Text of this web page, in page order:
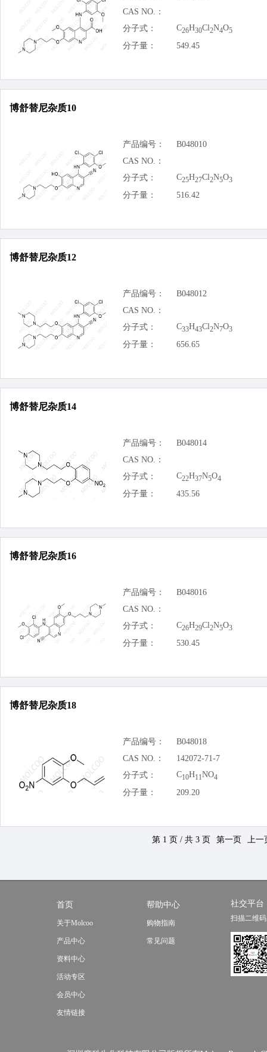
CAS NO.：
分子式：
C26H30Cl2N4O5
分子量： 549.45
博舒替尼杂质10
产品编号：
B048010
CAS NO.：
分子式：
C25H27Cl2N5O3
分子量： 516.42
博舒替尼杂质12
产品编号：
B048012
CAS NO.：
分子式：
C33H43Cl2N7O3
分子量： 656.65
博舒替尼杂质14
产品编号：
B048014
CAS NO.：
分子式：
C22H37N5O4
分子量： 435.56
博舒替尼杂质16
产品编号：
B048016
CAS NO.：
分子式：
C26H29Cl2N5O3
分子量： 530.45
博舒替尼杂质18
产品编号：
B048018
CAS NO.：
142072-71-7
分子式：
C10H11NO4
分子量： 209.20
第 1 页 / 共 3 页 第一页 上一
首页
关于Molcoo
产品中心
资料中心
活动专区
会员中心
友情链接
帮助中心
购物指南
常见问题
社交平台
扫描二维